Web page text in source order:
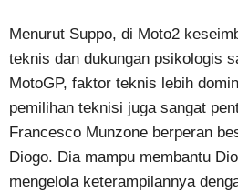
Menurut Suppo, di Moto2
teknis dan dukungan psikologis
MotoGP, faktor teknis lebih
pemilihan teknisi juga sangat
Francesco Munzone berperan
Diogo. Dia mampu membantu
mengelola keterampilannya